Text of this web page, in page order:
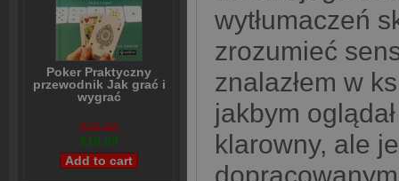
Poker Praktyczny
przewodnik Jak grać i
wygrać
$23,99
$19,99
wytłumaczeń
zrozumieć
znalazłem w
jakbym
klarowny, ale